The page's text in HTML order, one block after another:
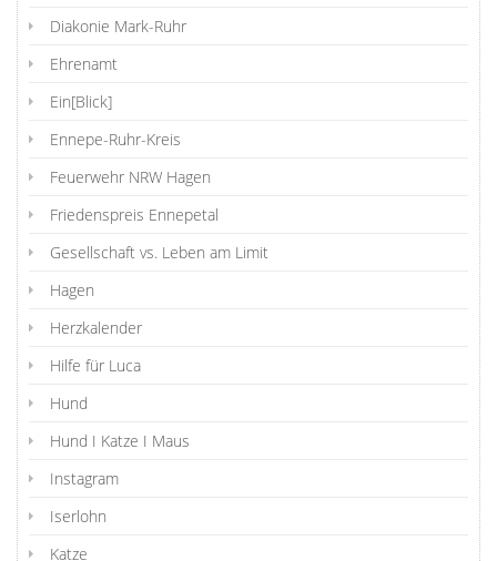
Diakonie Mark-Ruhr
Ehrenamt
Ein[Blick]
Ennepe-Ruhr-Kreis
Feuerwehr NRW Hagen
Friedenspreis Ennepetal
Gesellschaft vs. Leben am Limit
Hagen
Herzkalender
Hilfe für Luca
Hund
Hund I Katze I Maus
Instagram
Iserlohn
Katze